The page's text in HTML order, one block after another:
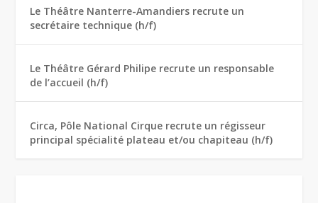
Le Théâtre Nanterre-Amandiers recrute un
secrétaire technique (h/f)
Le Théâtre Gérard Philipe recrute un responsable
de l’accueil (h/f)
Circa, Pôle National Cirque recrute un régisseur
principal spécialité plateau et/ou chapiteau (h/f)